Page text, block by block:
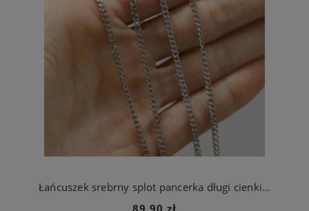
Łańcuszek srebrny splot pancerka długi cienki 70 cm stal chirurgiczna
89,90 zł